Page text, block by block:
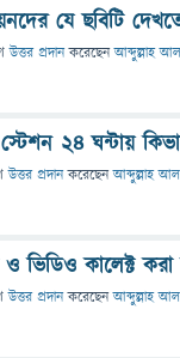
যে ছবিটি
উত্তর প্রদান করেছেনআব্দুল্লাহ
২৪ ঘন্টায়
উত্তর প্রদান করেছেনআব্দুল্লাহ
ও ভিডিও কালেক্ট
উত্তর প্রদান করেছেনআব্দুল্লাহ